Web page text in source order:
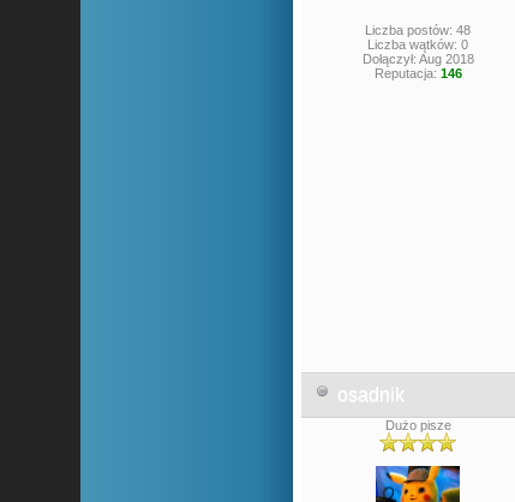
Liczba postów: 48
Liczba wątków: 0
Dołączył: Aug 2018
Reputacja: 146
osadnik
Dużo pisze